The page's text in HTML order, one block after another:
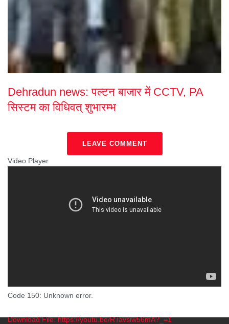
Dehradun news: पल्टन बाजार में CCTV, PA
सिस्टम का विधिवत् शुभारम्भ
LEAVE COMMENT
Video Player
Code 150: Unknown error.
Download File: https://youtu.be/RTavslw56mA?_=1